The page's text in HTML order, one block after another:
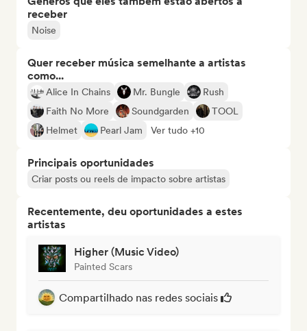
receber
Noise
Quer receber música semelhante a artistas
como...
Alice In Chains Mr. Bungle
Rush
Faith No More
Soundgarden
TOOL
Helmet
Pearl Jam Ver tudo +10
Principais oportunidades
Criar posts ou reels de impacto sobre artistas
Recentemente, deu oportunidades a estes
artistas
Higher (Music Video)
Painted Scars
Compartilhado nas redes sociais